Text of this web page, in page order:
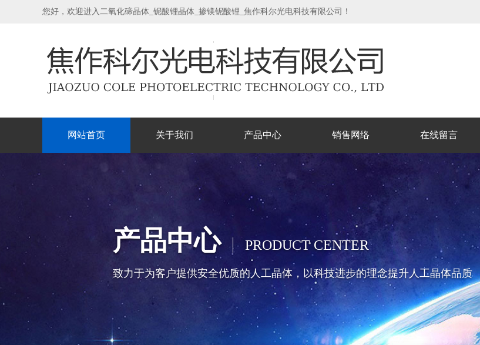
您好，欢迎进入二氧化碲晶体_铌酸锂晶体_掺镁铌酸锂_焦作科尔光电科技有限公司！
网站首页 关于我们 产品中心 销售网络 在线留言
产品中心 PRODUCT CENTER
致力于为客户提供安全优质的人工晶体，以科技进步的理念提升人工晶体品质